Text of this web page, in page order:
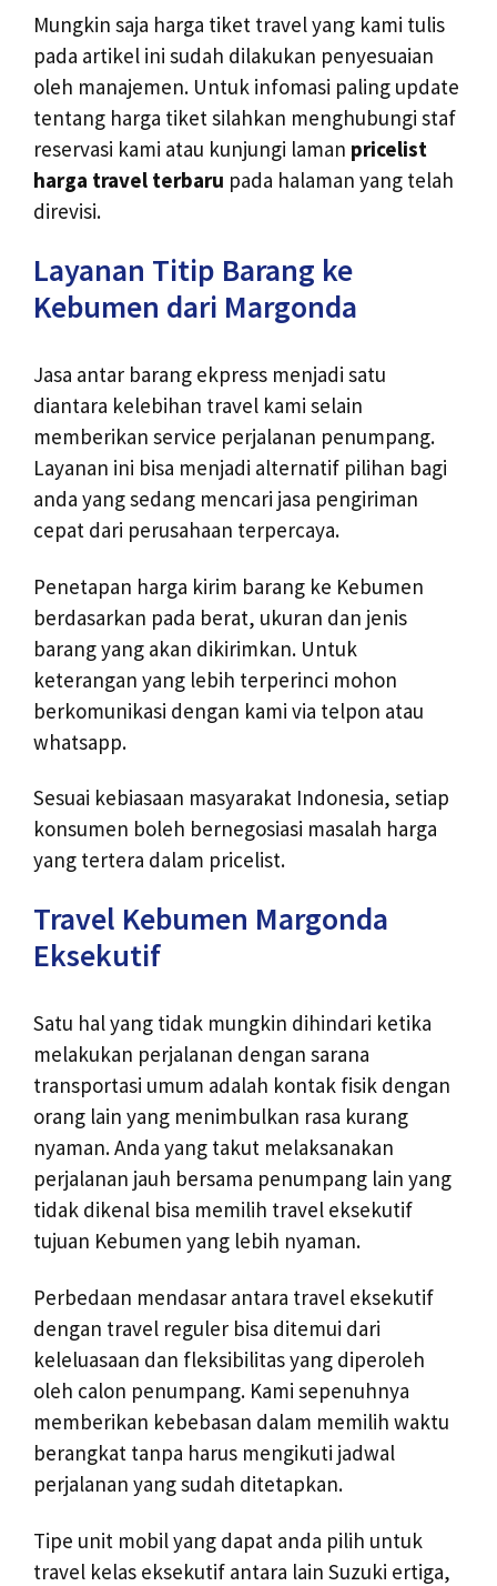
Mungkin saja harga tiket travel yang kami tulis
pada artikel ini sudah dilakukan penyesuaian
oleh manajemen. Untuk infomasi paling update
tentang harga tiket silahkan menghubungi staf
reservasi kami atau kunjungi laman pricelist
harga travel terbaru pada halaman yang telah
direvisi.
Layanan Titip Barang ke
Kebumen dari Margonda
Jasa antar barang ekpress menjadi satu
diantara kelebihan travel kami selain
memberikan service perjalanan penumpang.
Layanan ini bisa menjadi alternatif pilihan bagi
anda yang sedang mencari jasa pengiriman
cepat dari perusahaan terpercaya.
Penetapan harga kirim barang ke Kebumen
berdasarkan pada berat, ukuran dan jenis
barang yang akan dikirimkan. Untuk
keterangan yang lebih terperinci mohon
berkomunikasi dengan kami via telpon atau
whatsapp.
Sesuai kebiasaan masyarakat Indonesia, setiap
konsumen boleh bernegosiasi masalah harga
yang tertera dalam pricelist.
Travel Kebumen Margonda
Eksekutif
Satu hal yang tidak mungkin dihindari ketika
melakukan perjalanan dengan sarana
transportasi umum adalah kontak fisik dengan
orang lain yang menimbulkan rasa kurang
nyaman. Anda yang takut melaksanakan
perjalanan jauh bersama penumpang lain yang
tidak dikenal bisa memilih travel eksekutif
tujuan Kebumen yang lebih nyaman.
Perbedaan mendasar antara travel eksekutif
dengan travel reguler bisa ditemui dari
keleluasaan dan fleksibilitas yang diperoleh
oleh calon penumpang. Kami sepenuhnya
memberikan kebebasan dalam memilih waktu
berangkat tanpa harus mengikuti jadwal
perjalanan yang sudah ditetapkan.
Tipe unit mobil yang dapat anda pilih untuk
travel kelas eksekutif antara lain Suzuki ertiga,